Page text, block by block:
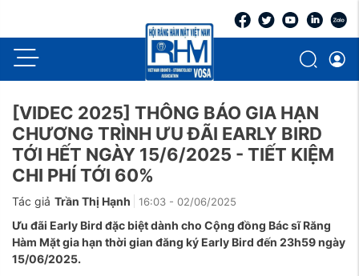
[VIDEC 2025] THÔNG BÁO GIA HẠN
CHƯƠNG TRÌNH ƯU ĐÃI EARLY BIRD
TỚI HẾT NGÀY 15/6/2025 - TIẾT KIỆM
CHI PHÍ TỚI 60%
Tác giả Trần Thị Hạnh 16:03 - 02/06/2025
Ưu đãi Early Bird đặc biệt dành cho Cộng đồng Bác sĩ Răng
Hàm Mặt gia hạn thời gian đăng ký Early Bird đến 23h59 ngày
15/06/2025.